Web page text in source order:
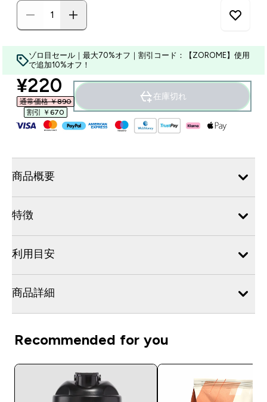
ゾロ目セール｜最大70%オフ｜割引コード：【ZOROME】使用
で追加10%オフ！
discounted price
¥220‎
通常価格 ￥890‎
割引 ￥670‎
在庫切れ
商品概要
特徴
利用目安
商品詳細
Recommended for you